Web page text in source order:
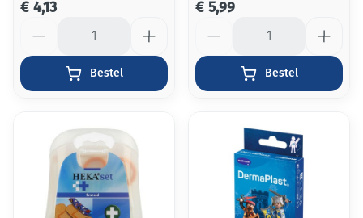
€ 4,13
Bestel
€ 5,99
Bestel